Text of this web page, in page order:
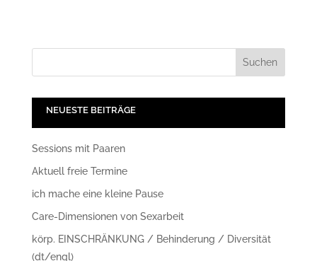
NEUESTE BEITRÄGE
Sessions mit Paaren
Aktuell freie Termine
ich mache eine kleine Pause
Care-Dimensionen von Sexarbeit
körp. EINSCHRÄNKUNG / Behinderung / Diversität
(dt/engl)